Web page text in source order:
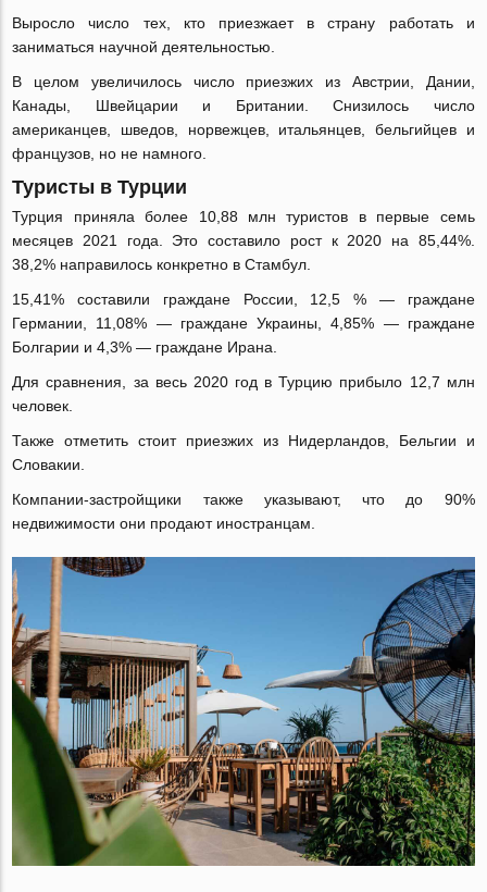
Выросло число тех, кто приезжает в страну работать и
заниматься научной деятельностью.
В целом увеличилось число приезжих из Австрии, Дании,
Канады, Швейцарии и Британии. Снизилось число
американцев, шведов, норвежцев, итальянцев, бельгийцев и
французов, но не намного.
Туристы в Турции
Турция приняла более 10,88 млн туристов в первые семь
месяцев 2021 года. Это составило рост к 2020 на 85,44%.
38,2% направилось конкретно в Стамбул.
15,41% составили граждане России, 12,5 % — граждане
Германии, 11,08% — граждане Украины, 4,85% — граждане
Болгарии и 4,3% — граждане Ирана.
Для сравнения, за весь 2020 год в Турцию прибыло 12,7 млн
человек.
Также отметить стоит приезжих из Нидерландов, Бельгии и
Словакии.
Компании-застройщики также указывают, что до 90%
недвижимости они продают иностранцам.